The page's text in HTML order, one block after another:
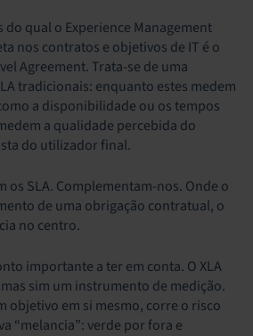
qual o Experience Management
nos contratos e objetivos de IT é o
Agreement. Trata-se de uma
tradicionais: enquanto estes medem
a disponibilidade ou os tempos
a qualidade percebida do
do utilizador final.
os SLA. Complementam-nos. Onde o
de uma obrigação contratual, o
no centro.
importante a ter em conta. O XLA
sim um instrumento de medição.
objetivo em si mesmo, corre o risco
“melancia”: verde por fora e